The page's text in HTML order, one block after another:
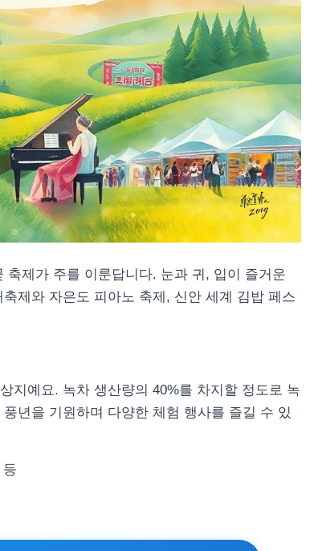
제가 주를 이룬답니다. 눈과 귀, 입이 즐거운
제와 자은도 피아노 축제, 신안 세계 김밥 페스
지예요. 녹차 생산량의 40%를 차지할 정도로 녹
년을 기원하며 다양한 체험 행사를 즐길 수 있